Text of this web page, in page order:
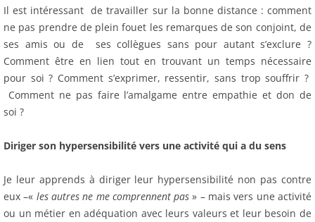
Il est intéressant de travailler sur la bonne distance : comment
ne pas prendre de plein fouet les remarques de son conjoint, de
ses amis ou de ses collègues sans pour autant s’exclure ?
Comment être en lien tout en trouvant un temps nécessaire
pour soi ? Comment s’exprimer, ressentir, sans trop souffrir ?
Comment ne pas faire l’amalgame entre empathie et don de
soi ?
Diriger son hypersensibilité vers une activité qui a du sens
Je leur apprends à diriger leur hypersensibilité non pas contre
eux –« les autres ne me comprennent pas» – mais vers une activité
ou un métier en adéquation avec leurs valeurs et leur besoin de